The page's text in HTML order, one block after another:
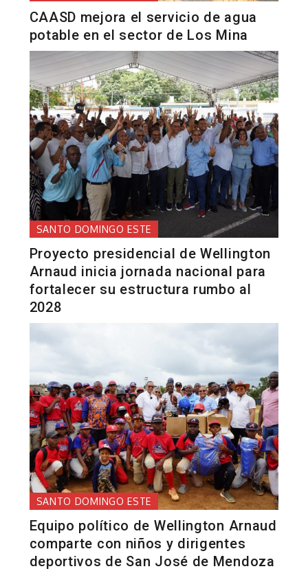
CAASD mejora el servicio de agua
potable en el sector de Los Mina
SANTO DOMINGO ESTE
Proyecto presidencial de Wellington
Arnaud inicia jornada nacional para
fortalecer su estructura rumbo al
2028
SANTO DOMINGO ESTE
Equipo político de Wellington Arnaud
comparte con niños y dirigentes
deportivos de San José de Mendoza